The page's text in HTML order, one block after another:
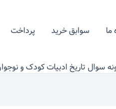
ما سوابق خرید پرداخت
سوال تاریخ ادبیات کودک و